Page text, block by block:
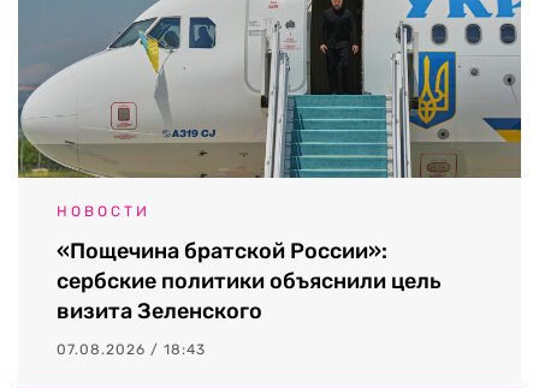
НОВОСТИ
«Пощечина братской России»:
сербские политики объяснили цель
визита Зеленского
07.08.2026 / 18:43